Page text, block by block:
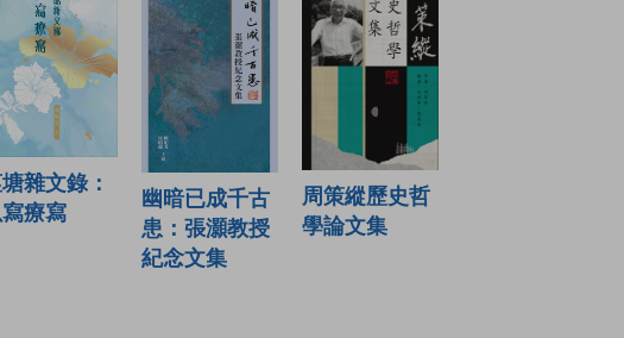
雜文錄：
寫療寫
幽暗已成千古
患：張灝教授
紀念文集
周策縱歷史哲
學論文集